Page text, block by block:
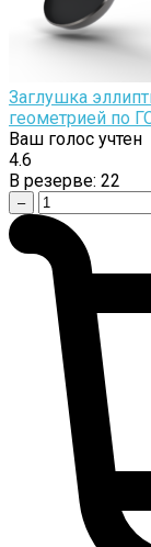
Заглушка
геометрией по
Ваш голос учтен
4.6
В резерве: 22
–